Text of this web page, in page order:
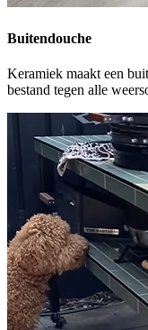
Buitendouche
Keramiek maakt een
bestand tegen alle